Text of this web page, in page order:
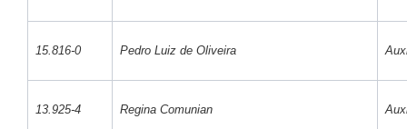
15.816-0 Pedro Luiz de Oliveira
13.925-4 Regina Comunian